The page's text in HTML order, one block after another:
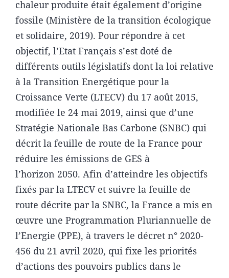
chaleur produite était également d’origine
fossile (Ministère de la transition écologique
et solidaire, 2019). Pour répondre à cet
objectif, l’Etat Français s’est doté de
différents outils législatifs dont la loi relative
à la Transition Energétique pour la
Croissance Verte (LTECV) du 17 août 2015,
modifiée le 24 mai 2019, ainsi que d’une
Stratégie Nationale Bas Carbone (SNBC) qui
décrit la feuille de route de la France pour
réduire les émissions de GES à
l’horizon 2050. Afin d’atteindre les objectifs
fixés par la LTECV et suivre la feuille de
route décrite par la SNBC, la France a mis en
œuvre une Programmation Pluriannuelle de
l’Energie (PPE), à travers le décret n° 2020-
456 du 21 avril 2020, qui fixe les priorités
d’actions des pouvoirs publics dans le